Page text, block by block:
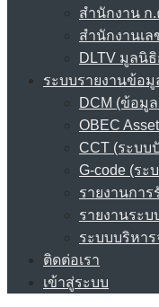
สำนักงาน ก.
สำนักงานเ
DLTV มูลนิ
ระบบรายงานข้อมู
DCM (ข้อมู
OBEC
CCT (ระบบ
G-code (ระ
รายงานการ
รายงานระ
ระบบบริหาร
ติดต่อเรา
เข้าสู่ระบบ